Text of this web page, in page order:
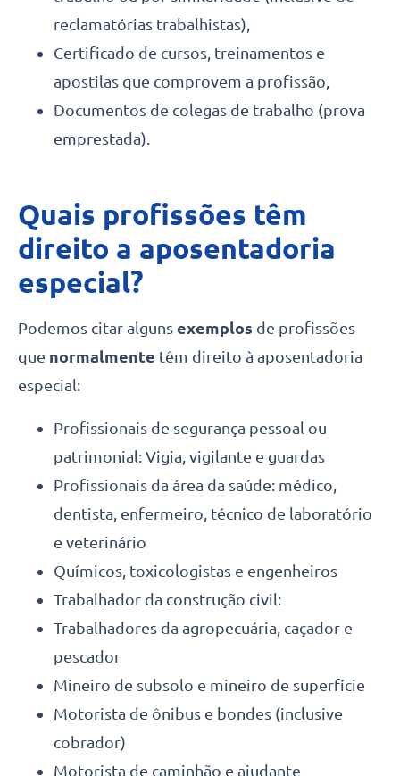
reclamatórias trabalhistas),
Certificado de cursos, treinamentos e
apostilas que comprovem a profissão,
Documentos de colegas de trabalho (prova
emprestada).
Quais profissões têm
direito a aposentadoria
especial?
Podemos citar alguns exemplos de profissões
que normalmente têm direito à aposentadoria
especial:
Profissionais de segurança pessoal ou
patrimonial: Vigia, vigilante e guardas
Profissionais da área da saúde: médico,
dentista, enfermeiro, técnico de laboratório
e veterinário
Químicos, toxicologistas e engenheiros
Trabalhador da construção civil:
Trabalhadores da agropecuária, caçador e
pescador
Mineiro de subsolo e mineiro de superfície
Motorista de ônibus e bondes (inclusive
cobrador)
Motorista de caminhão e ajudante